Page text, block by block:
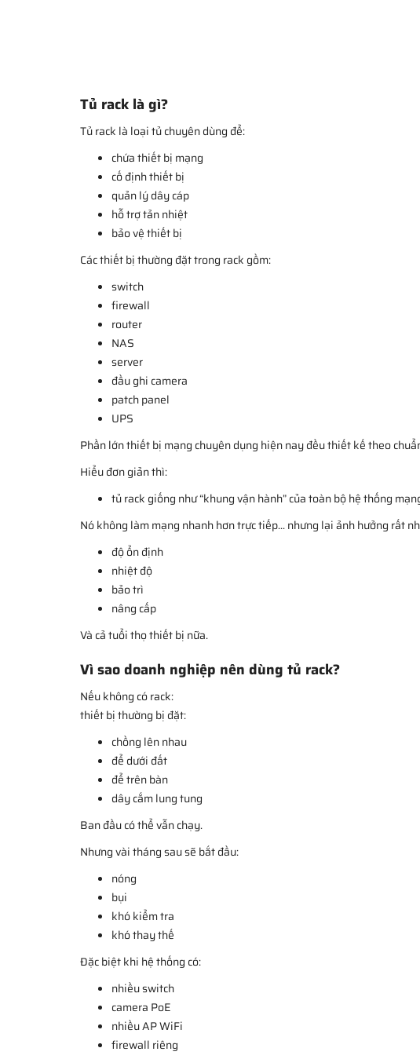
Tủ rack là gì?
Tủ rack là loại tủ chuyên dùng để:
chứa thiết bị mạng
cố định thiết bị
quản lý dây cáp
hỗ trợ tản nhiệt
bảo vệ thiết bị
Các thiết bị thường đặt trong rack gồm:
switch
firewall
router
NAS
server
đầu ghi camera
patch panel
UPS
Phần lớn thiết bị mạng chuyên dụng hiện nay đều thiết kế theo
Hiểu đơn giản thì:
tủ rack giống như “khung vận hành” của toàn bộ hệ thống
Nó không làm mạng nhanh hơn trực tiếp... nhưng lại ảnh hưởng rất
độ ổn định
nhiệt độ
bảo trì
nâng cấp
Và cả tuổi thọ thiết bị nữa.
Vì sao doanh nghiệp nên dùng tủ rack?
Nếu không có rack:
thiết bị thường bị đặt:
chồng lên nhau
để dưới đất
để trên bàn
dây cắm lung tung
Ban đầu có thể vẫn chạy.
Nhưng vài tháng sau sẽ bắt đầu:
nóng
bụi
khó kiểm tra
khó thay thế
Đặc biệt khi hệ thống có:
nhiều switch
camera PoE
nhiều AP WiFi
firewall riêng